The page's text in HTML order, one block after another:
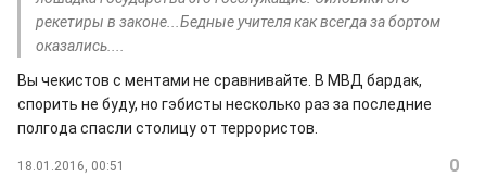
рекетиры в законе...Бедные учителя как всегда за бортом
оказались....
Вы чекистов с ментами не сравнивайте. В МВД бардак,
спорить не буду, но гэбисты несколько раз за последние
полгода спасли столицу от террористов.
18.01.2016, 00:51 0